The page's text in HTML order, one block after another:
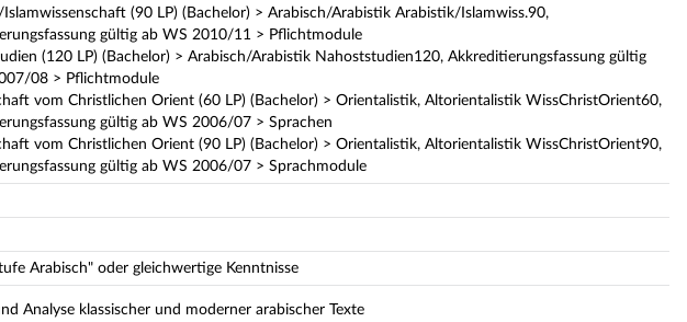
(90 LP) (Bachelor) > Arabisch/Arabistik Arabistik/Islamwiss.90,
gültig ab WS 2010/11 > Pflichtmodule
(120 LP) (Bachelor) > Arabisch/Arabistik Nahoststudien120, Akkreditierungsfassung gültig
08 > Pflichtmodule
vom Christlichen Orient (60 LP) (Bachelor) > Orientalistik, Altorientalistik WissChristOrient60,
gültig ab WS 2006/07 > Sprachen
vom Christlichen Orient (90 LP) (Bachelor) > Orientalistik, Altorientalistik WissChristOrient90,
gültig ab WS 2006/07 > Sprachmodule
Arabisch" oder gleichwertige Kenntnisse
Analyse klassischer und moderner arabischer Texte